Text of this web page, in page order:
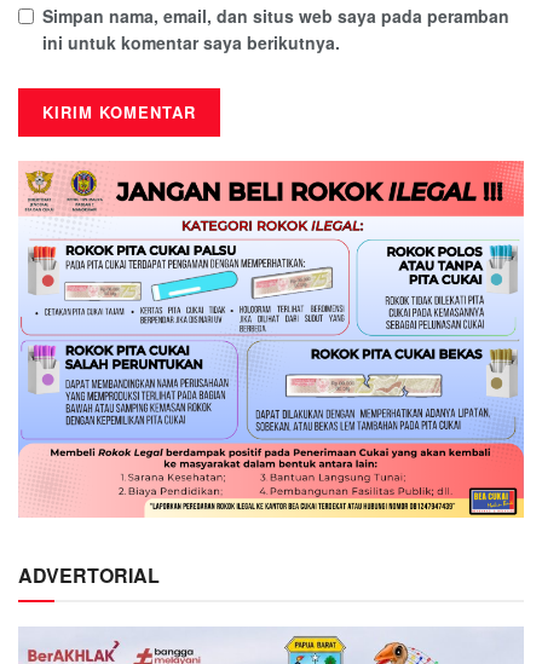
Simpan nama, email, dan situs web saya pada peramban
ini untuk komentar saya berikutnya.
ADVERTORIAL